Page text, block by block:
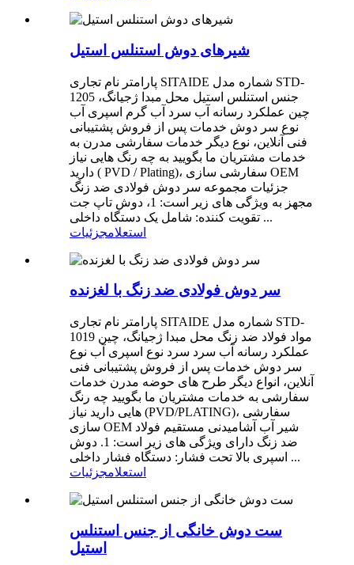
شیرهای دوش استنلس استیل
پارامتر نام تجاری SITAIDE شماره مدل STD-
1205 جنس استنلس استیل محل مبدا ژجیانگ،
چین عملکرد رسانه آب سرد آب گرم اسپری آب
نوع سر دوش خدمات پس از فروش پشتیبانی
فنی آنلاین، نوع دیگر خدمات سفارشی مدرن به
خدمات مشتریان ما بگویید به چه رنگ هایی نیاز
دارید ( PVD / Plating)، سفارشی سازی OEM
جزئیات مجموعه سر دوش فولادی ضد زنگ
مجهز به ویژگی های زیر است: 1، دوش تاپ جت
تقویت کننده: شامل یک دستگاه داخلی ...
استعلامجزئیات
سر دوش فولادی ضد زنگ با لغزنده
پارامتر نام تجاری SITAIDE شماره مدل STD-
1019 مواد فولاد ضد زنگ محل مبدا ژجیانگ، چین
عملکرد رسانه آب سرد سرد نوع اسپری آب نوع
سر دوش خدمات پس از فروش پشتیبانی فنی
آنلاین، انواع دیگر طرح های حوضه مدرن خدمات
سفارشی به خدمات مشتریان ما بگویید چه رنگ
هایی دارید نیاز (PVD/PLATING)، سفارشی
سازی OEM شیر آب آشامیدنی مستقیم فولاد
ضد زنگ دارای ویژگی های زیر است: 1. دوش
اسپری بالا تحت فشار: دستگاه فشار داخلی ...
استعلامجزئیات
ست دوش خانگی از جنس استنلس
استیل